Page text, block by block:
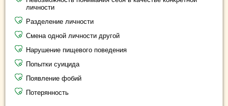
личности
Разделение личности
Смена одной личности другой
Нарушение пищевого поведения
Попытки суицида
Появление фобий
Потерянность